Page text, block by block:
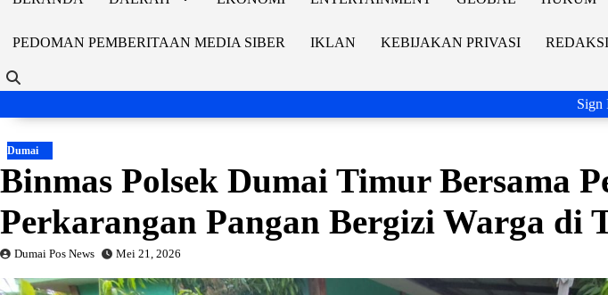
PEDOMAN PEMBERITAAN MEDIA SIBER IKLAN KEBIJAKAN PRIVASI REDAKSI
Sign
Dumai
Binmas Polsek Dumai Timur Bersama
Perkarangan Pangan Bergizi Warga di
Dumai Pos News Mei 21, 2026